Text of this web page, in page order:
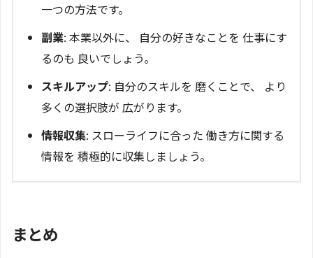
一つの方法です。
副業: 本業以外に、 自分の好きなことを 仕事にす
るのも 良いでしょう。
スキルアップ: 自分のスキルを 磨くことで、 より
多くの選択肢が 広がります。
情報収集: スローライフに合った 働き方に関する
情報を 積極的に収集しましょう。
まとめ